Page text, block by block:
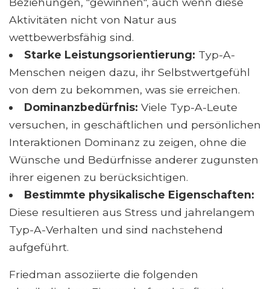
Aktivitäten nicht von Natur aus
wettbewerbsfähig sind.
Starke Leistungsorientierung: Typ-A-
Menschen neigen dazu, ihr Selbstwertgefühl
von dem zu bekommen, was sie erreichen.
Dominanzbedürfnis: Viele Typ-A-Leute
versuchen, in geschäftlichen und persönlichen
Interaktionen Dominanz zu zeigen, ohne die
Wünsche und Bedürfnisse anderer zugunsten
ihrer eigenen zu berücksichtigen.
Bestimmte physikalische Eigenschaften:
Diese resultieren aus Stress und jahrelangem
Typ-A-Verhalten und sind nachstehend
aufgeführt.
Friedman assoziierte die folgenden